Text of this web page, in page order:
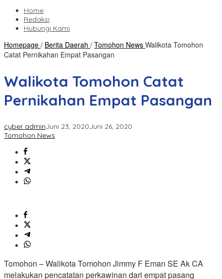
Home
Redaksi
Hubungi Kami
Homepage / Berita Daerah / Tomohon News Walikota Tomohon
Catat Pernikahan Empat Pasangan
Walikota Tomohon Catat
Pernikahan Empat Pasangan
cyber adminJuni 23, 2020Juni 26, 2020
Tomohon News
Tomohon – Walikota Tomohon Jimmy F Eman SE Ak CA
melakukan pencatatan perkawinan dari empat pasang